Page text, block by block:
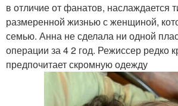
в отличие от фанатов, наслаждается
размеренной жизнью с женщиной,
семью. Анна не сделала ни одной
операции за 4 2 год. Режиссер редко
предпочитает скромную одежду